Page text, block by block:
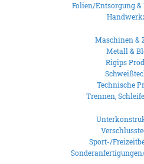
Folien/Entsorgung &
Maschinen &
Metall &
Rigips
Technische
Trennen,
Sport-/